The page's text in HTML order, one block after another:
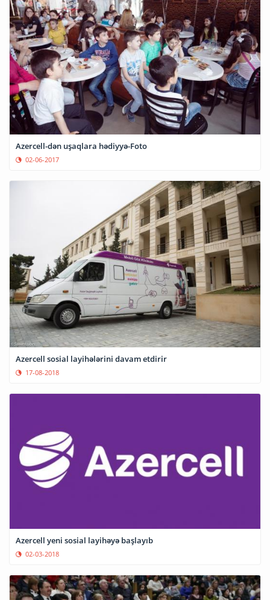
Azercell-dən uşaqlara hədiyyə-Foto
02-06-2017
Azercell sosial layihələrini davam etdirir
17-08-2018
Azercell yeni sosial layihəyə başlayıb
02-03-2018